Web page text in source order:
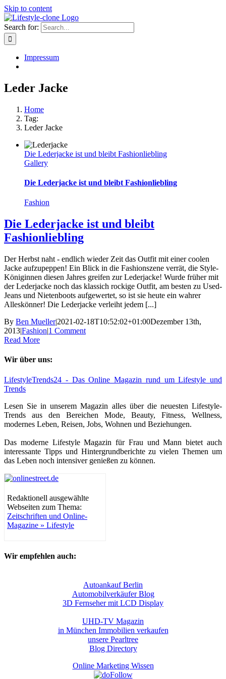
Skip to content
Search for:
Impressum
Leder Jacke
Home
Tag:
Leder Jacke
Die Lederjacke ist und bleibt Fashionliebling
Gallery
Die Lederjacke ist und bleibt Fashionliebling
Fashion
Die Lederjacke ist und bleibt
Fashionliebling
Der Herbst naht - endlich wieder Zeit das Outfit mit einer coolen
Jacke aufzupeppen! Ein Blick in die Fashionszene verrät, die Style-
Königinnen diesen Jahres greifen zur Lederjacke! Wurde früher mit
der Lederjacke noch das klassich rockige Outfit, am besten zu Used-
Jeans und Nietenboots aufgewertet, so ist sie heute ein wahrer
Alleskönner! Die Lederjacke verleiht jedem [...]
By Ben Mueller|2021-02-18T10:52:02+01:00Dezember 13th,
2013|Fashion|1 Comment
Read More
Wir über uns:
LifestyleTrends24 - Das Online Magazin rund um Lifestyle und
Trends
Lesen Sie in unserem Magazin alles über die neuesten Lifestyle-
Trends aus den Bereichen Mode, Beauty, Fitness, Wellness,
modernes Leben, Reisen, Jobs, Wohnen und Beziehungen.
Das moderne Lifestyle Magazin für Frau und Mann bietet auch
interessante Tipps und Hintergrundberichte zu vielen Themen um
das Leben noch intensiver genießen zu können.
Redaktionell ausgewählte
Webseiten zum Thema:
Zeitschriften und Online-
Magazine » Lifestyle
Wir empfehlen auch:
Autoankauf Berlin
Automobilverkäufer Blog
3D Fernseher mit LCD Display
UHD-TV Magazin
in München Immobilien verkaufen
unsere Pearltree
Blog Directory
Online Marketing Wissen